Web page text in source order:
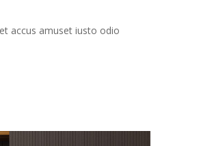
accus amuset iusto odio